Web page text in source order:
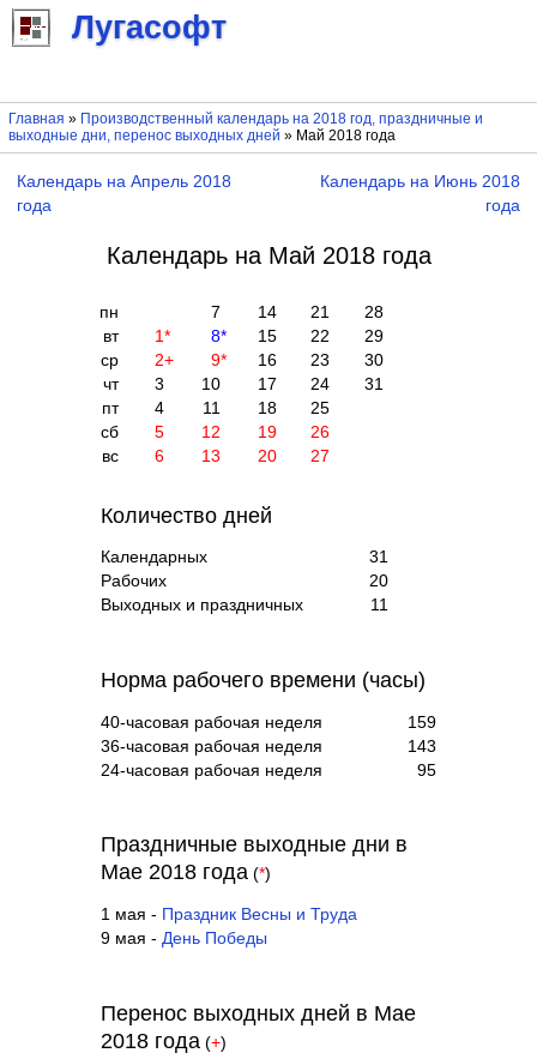
Лугасофт
Главная » Производственный календарь на 2018 год, праздничные и
выходные дни, перенос выходных дней » Май 2018 года
Календарь на Апрель 2018
года
Календарь на Июнь 2018
года
Календарь на Май 2018 года
пн 7 14 21
28
вт
1* 8* 15 22
29
ср
2+ 9* 16 23
30
чт
3 10 17 24
31
пт
4 11 18
25
сб
5 12 19
26
вс
6 13 20 27
Количество дней
Календарных
31
Рабочих
20
Выходных и праздничных
11
Норма рабочего времени (часы)
40-часовая рабочая неделя
159
36-часовая рабочая неделя
143
24-часовая рабочая неделя
95
Праздничные выходные дни в
Мае 2018 года (*)
1 мая - Праздник Весны и Труда
9 мая - День Победы
Перенос выходных дней в Мае
2018 года (+)